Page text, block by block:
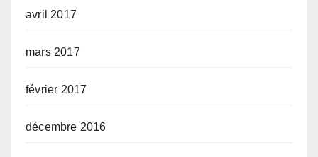
avril 2017
mars 2017
février 2017
décembre 2016